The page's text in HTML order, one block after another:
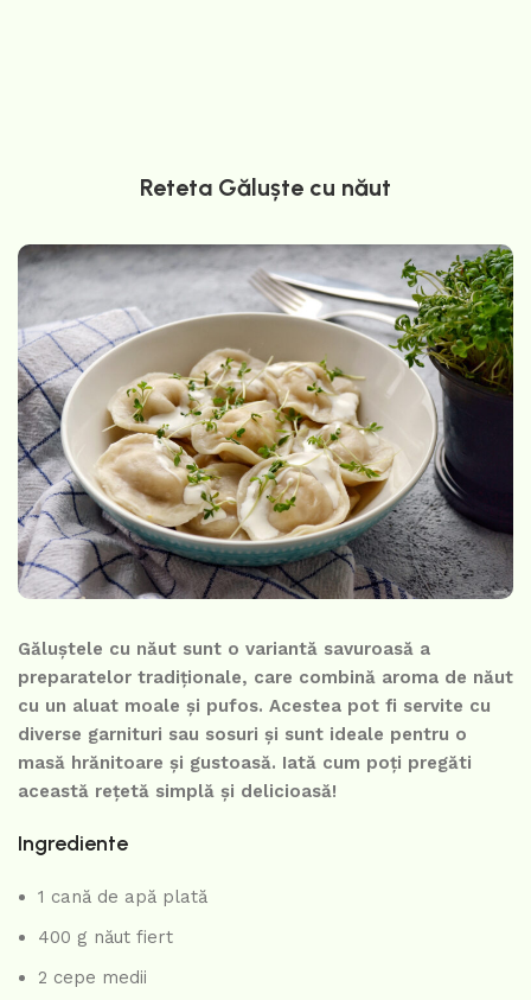
Reteta Găluște cu năut
Găluștele cu năut sunt o variantă savuroasă a
preparatelor tradiționale, care combină aroma de năut
cu un aluat moale și pufos. Acestea pot fi servite cu
diverse garnituri sau sosuri și sunt ideale pentru o
masă hrănitoare și gustoasă. Iată cum poți pregăti
această rețetă simplă și delicioasă!
Ingrediente
1 cană de apă plată
400 g năut fiert
2 cepe medii